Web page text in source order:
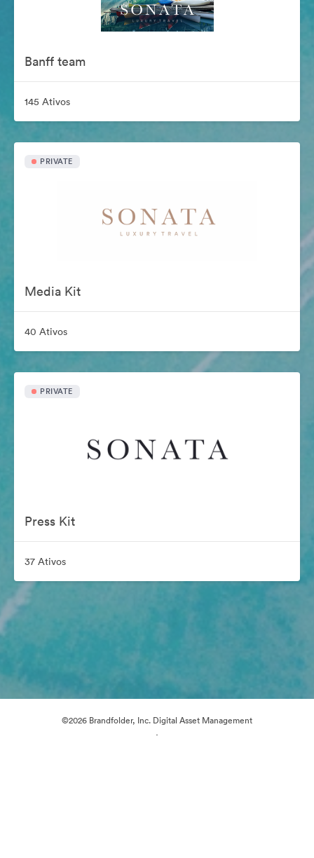
Banff team
145 Ativos
PRIVATE
Media Kit
40 Ativos
PRIVATE
Press Kit
37 Ativos
©2026 Brandfolder, Inc. Digital Asset Management
·